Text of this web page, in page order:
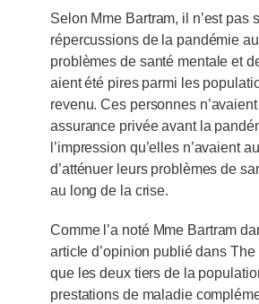
Selon Mme Bartram, il n’est pas
répercussions de la pandémie
problèmes de santé mentale et
aient été pires parmi les
revenu. Ces personnes
assurance privée avant la
l’impression qu’elles n’avaient
d’atténuer leurs problèmes de
au long de la crise.
Comme l’a noté Mme Bartram
article d’opinion publié dans
que les deux tiers de la
prestations de maladie